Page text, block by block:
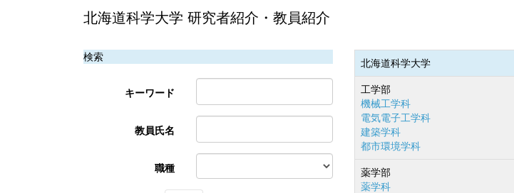
北海道科学大学 研究者紹介・教員紹介
検索
キーワード
教員氏名
職種
北海道科学大学
工学部
機械工学科
電気電子工学科
建築学科
都市環境学科
薬学部
薬学科